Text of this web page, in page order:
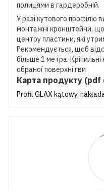
полицями в гардеробній.
У разі кутового профілю
монтажні кронштейни, що
центру пластини, які
Рекомендується, щоб
більше 1 метра.
обраної поверхні гви
Карта продукту (pdf
Profil GLAX kątowy,